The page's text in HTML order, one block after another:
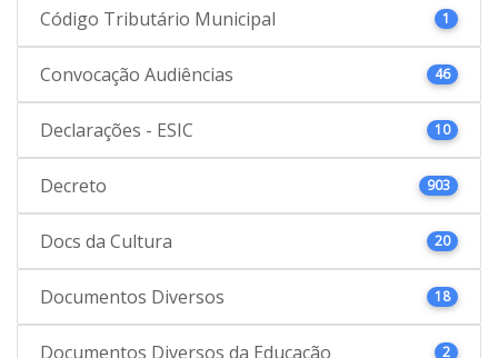
Código Tributário Municipal 1
Convocação Audiências 46
Declarações - ESIC 10
Decreto 903
Docs da Cultura 20
Documentos Diversos 18
Documentos Diversos da Educação 2